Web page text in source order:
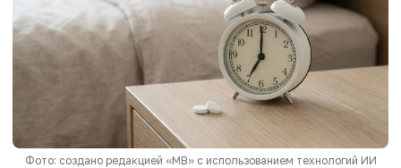
Фото: создано редакцией «МВ» с использованием технологий ИИ